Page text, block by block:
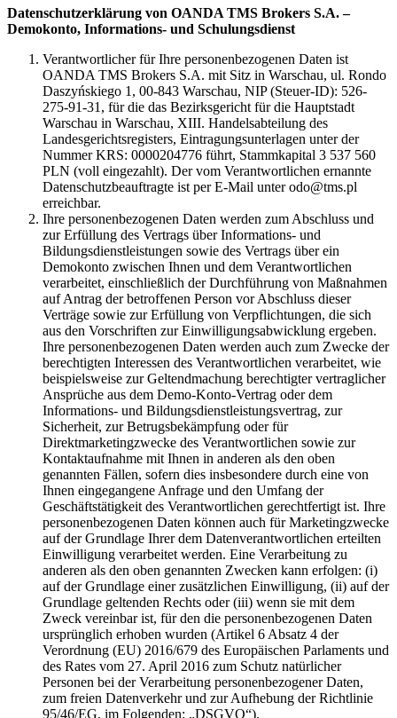
Datenschutzerklärung von OANDA TMS Brokers S.A. –
Demokonto, Informations- und Schulungsdienst
Verantwortlicher für Ihre personenbezogenen Daten ist
OANDA TMS Brokers S.A. mit Sitz in Warschau, ul. Rondo
Daszyńskiego 1, 00-843 Warschau, NIP (Steuer-ID): 526-
275-91-31, für die das Bezirksgericht für die Hauptstadt
Warschau in Warschau, XIII. Handelsabteilung des
Landesgerichtsregisters, Eintragungsunterlagen unter der
Nummer KRS: 0000204776 führt, Stammkapital 3 537 560
PLN (voll eingezahlt). Der vom Verantwortlichen ernannte
Datenschutzbeauftragte ist per E-Mail unter odo@tms.pl
erreichbar.
Ihre personenbezogenen Daten werden zum Abschluss und
zur Erfüllung des Vertrags über Informations- und
Bildungsdienstleistungen sowie des Vertrags über ein
Demokonto zwischen Ihnen und dem Verantwortlichen
verarbeitet, einschließlich der Durchführung von Maßnahmen
auf Antrag der betroffenen Person vor Abschluss dieser
Verträge sowie zur Erfüllung von Verpflichtungen, die sich
aus den Vorschriften zur Einwilligungsabwicklung ergeben.
Ihre personenbezogenen Daten werden auch zum Zwecke der
berechtigten Interessen des Verantwortlichen verarbeitet, wie
beispielsweise zur Geltendmachung berechtigter vertraglicher
Ansprüche aus dem Demo-Konto-Vertrag oder dem
Informations- und Bildungsdienstleistungsvertrag, zur
Sicherheit, zur Betrugsbekämpfung oder für
Direktmarketingzwecke des Verantwortlichen sowie zur
Kontaktaufnahme mit Ihnen in anderen als den oben
genannten Fällen, sofern dies insbesondere durch eine von
Ihnen eingegangene Anfrage und den Umfang der
Geschäftstätigkeit des Verantwortlichen gerechtfertigt ist. Ihre
personenbezogenen Daten können auch für Marketingzwecke
auf der Grundlage Ihrer dem Datenverantwortlichen erteilten
Einwilligung verarbeitet werden. Eine Verarbeitung zu
anderen als den oben genannten Zwecken kann erfolgen: (i)
auf der Grundlage einer zusätzlichen Einwilligung, (ii) auf der
Grundlage geltenden Rechts oder (iii) wenn sie mit dem
Zweck vereinbar ist, für den die personenbezogenen Daten
ursprünglich erhoben wurden (Artikel 6 Absatz 4 der
Verordnung (EU) 2016/679 des Europäischen Parlaments und
des Rates vom 27. April 2016 zum Schutz natürlicher
Personen bei der Verarbeitung personenbezogener Daten,
zum freien Datenverkehr und zur Aufhebung der Richtlinie
95/46/EG, im Folgenden: „DSGVO“).